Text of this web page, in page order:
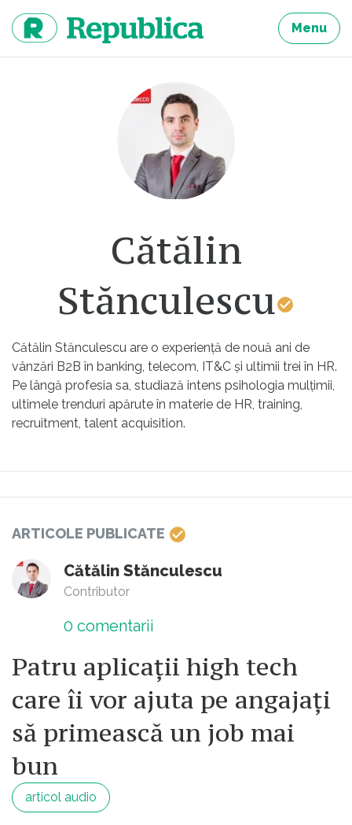
continut
Menu
Cătălin
Stănculescu
Cătălin Stănculescu are o experiență de nouă ani de
vânzări B2B în banking, telecom, IT&C și ultimii trei în HR.
Pe lângă profesia sa, studiază intens psihologia mulțimii,
ultimele trenduri apărute în materie de HR, training,
recruitment, talent acquisition.
ARTICOLE PUBLICATE
Cătălin Stănculescu
Contributor
0 comentarii
Patru aplicații high tech
care îi vor ajuta pe angajați
să primească un job mai
bun
articol audio